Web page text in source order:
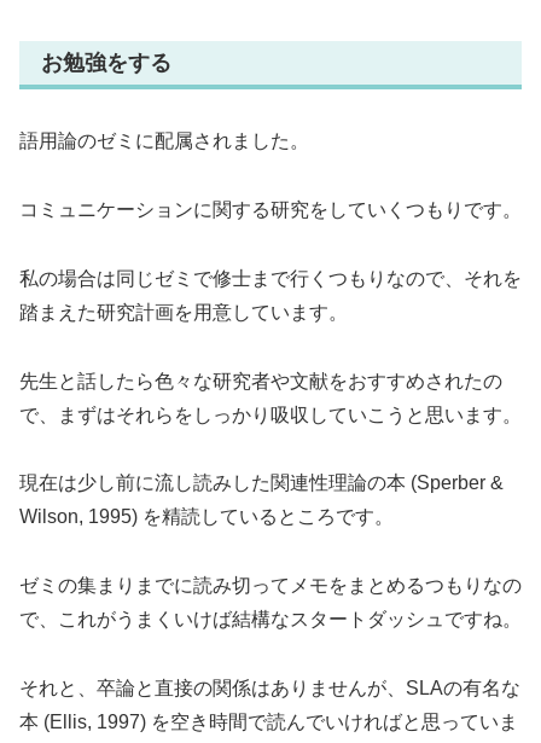
お勉強をする
語用論のゼミに配属されました。
コミュニケーションに関する研究をしていくつもりです。
私の場合は同じゼミで修士まで行くつもりなので、それを
踏まえた研究計画を用意しています。
先生と話したら色々な研究者や文献をおすすめされたの
で、まずはそれらをしっかり吸収していこうと思います。
現在は少し前に流し読みした関連性理論の本 (Sperber &
Wilson, 1995) を精読しているところです。
ゼミの集まりまでに読み切ってメモをまとめるつもりなの
で、これがうまくいけば結構なスタートダッシュですね。
それと、卒論と直接の関係はありませんが、SLAの有名な
本 (Ellis, 1997) を空き時間で読んでいければと思っていま